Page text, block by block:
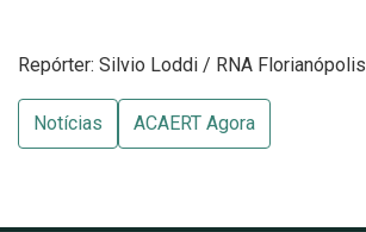
Repórter: Silvio Loddi / RNA Florianópolis
Notícias ACAERT Agora